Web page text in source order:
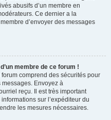
abusifs d’un membre en
Ce dernier a la
d’envoyer des messages
membre de ce forum !
comprend des sécurités pour
Envoyez à
reçu. Il est très important
sur l’expéditeur du
les mesures nécessaires.